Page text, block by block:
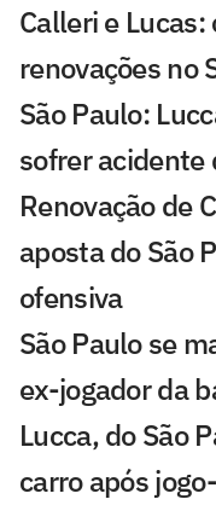
Calleri e
renovações no
São Paulo:
sofrer acidente
Renovação de
aposta do São
ofensiva
São Paulo se
ex-jogador da
Lucca, do São
carro após